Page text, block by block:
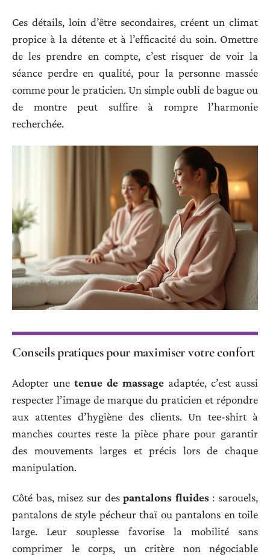
Ces détails, loin d’être secondaires, créent un climat
propice à la détente et à l’efficacité du soin. Omettre
de les prendre en compte, c’est risquer de voir la
séance perdre en qualité, pour la personne massée
comme pour le praticien. Un simple oubli de bague ou
de montre peut suffire à rompre l’harmonie
recherchée.
Conseils pratiques pour maximiser votre confort
Adopter une tenue de massage adaptée, c’est aussi
respecter l’image de marque du praticien et répondre
aux attentes d’hygiène des clients. Un tee-shirt à
manches courtes reste la pièce phare pour garantir
des mouvements larges et précis lors de chaque
manipulation.
Côté bas, misez sur despantalons fluides: sarouels,
pantalons de style pécheur thaï ou pantalons en toile
large. Leur souplesse favorise la mobilité sans
comprimer le corps, un critère non négociable